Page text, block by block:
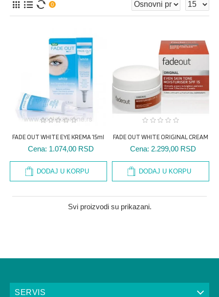
0
FADE OUT WHITE EYE KREMA 15ml
Cena: 1.074,00 RSD
DODAJ U KORPU
FADE OUT WHITE ORIGINAL CREAM
Cena: 2.299,00 RSD
DODAJ U KORPU
Svi proizvodi su prikazani.
SERVIS